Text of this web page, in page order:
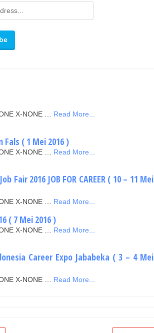
X-NONE … Read More...
( 1 Mei 2016 )
X-NONE … Read More...
Fair 2016 JOB FOR CAREER ( 10 – 11 Mei
X-NONE … Read More...
( 7 Mei 2016 )
X-NONE … Read More...
Career Expo Jababeka ( 3 – 4 Mei
X-NONE … Read More...